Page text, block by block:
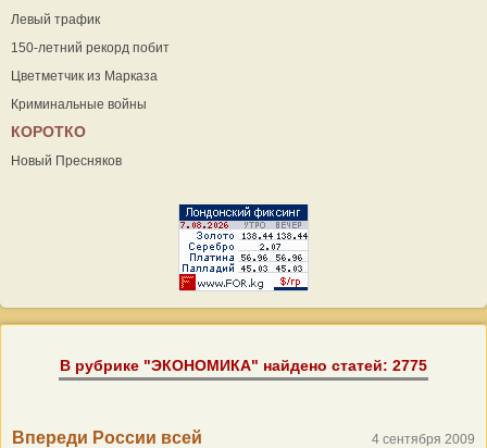
Левый трафик
150-летний рекорд побит
Цветметчик из Марказа
Криминальные войны
КОРОТКО
Новый Пресняков
В рубрике "ЭКОНОМИКА" найдено статей: 2775
Впереди России всей 4 сентября 2009